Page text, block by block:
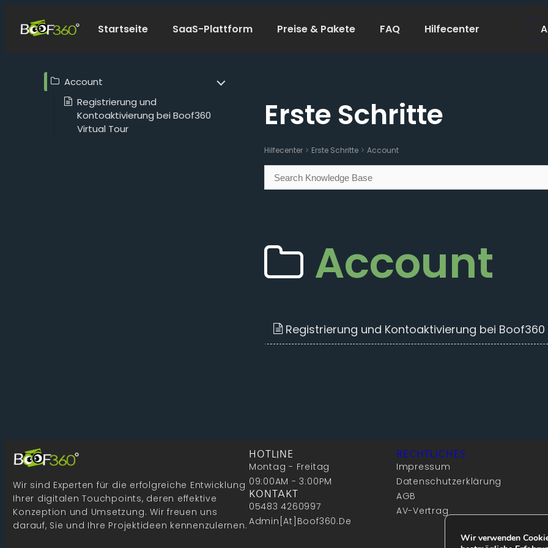
Startseite SaaS-Plattform Preise & Pakete FAQ Hilfecenter
Erste Schritte
Hilfecenter Erste Schritte Account
Account
Registrierung und Kontoaktivierung bei Boof360
Account
Registrierung und
Kontoaktivierung bei Boof360
Virtual Tour
Wir sind Experten für die erfolgreiche Entwicklung
Ihrer digitalen Touchpoints, deren effektive
Konzeption und Umsetzung. Wir freuen uns
darauf, Sie und Ihre Projektideen kennenzulernen.
HOTLINE
Montag - Freitag
09:00AM - 3:00PM
KONTAKT
05483 4260997
Admin[at]boof360.de
RECHTLICHES
Impressum
Datenschutzerklärung
AGB
AV-Vertrag
Wir verwenden